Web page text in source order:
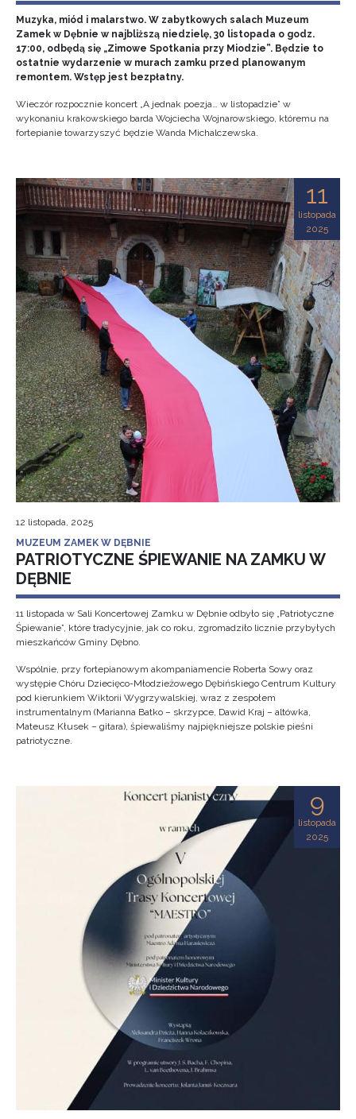
Muzyka, miód i malarstwo. W zabytkowych salach Muzeum
Zamek w Dębnie w najbliższą niedzielę, 30 listopada o godz.
17:00, odbędą się „Zimowe Spotkania przy Miodzie”. Będzie to
ostatnie wydarzenie w murach zamku przed planowanym
remontem. Wstęp jest bezpłatny.
Wieczór rozpocznie koncert „A jednak poezja… w listopadzie” w
wykonaniu krakowskiego barda Wojciecha Wojnarowskiego, któremu na
fortepianie towarzyszyć będzie Wanda Michalczewska.
11
listopada
2025
12 listopada, 2025
MUZEUM ZAMEK W DĘBNIE
PATRIOTYCZNE ŚPIEWANIE NA ZAMKU W
DĘBNIE
11 listopada w Sali Koncertowej Zamku w Dębnie odbyło się „Patriotyczne
Śpiewanie”, które tradycyjnie, jak co roku, zgromadziło licznie przybyłych
mieszkańców Gminy Dębno.
Wspólnie, przy fortepianowym akompaniamencie Roberta Sowy oraz
występie Chóru Dziecięco-Młodzieżowego Dębińskiego Centrum Kultury
pod kierunkiem Wiktorii Wygrzywalskiej, wraz z zespołem
instrumentalnym (Marianna Batko – skrzypce, Dawid Kraj – altówka,
Mateusz Kłusek – gitara), śpiewaliśmy najpiękniejsze polskie pieśni
patriotyczne.
9
listopada
2025